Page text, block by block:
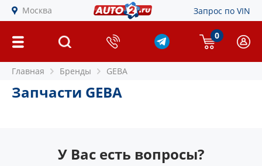
Москва Запрос по VIN
0
Главная Бренды GEBA
Запчасти GEBA
У Вас есть вопросы?